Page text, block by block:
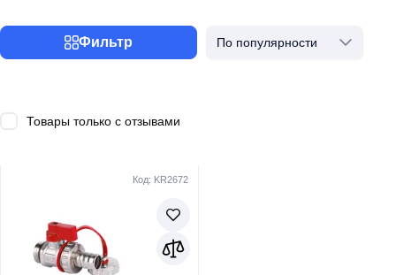
Фильтр По популярности
Товары только с отзывами
Код: KR2672